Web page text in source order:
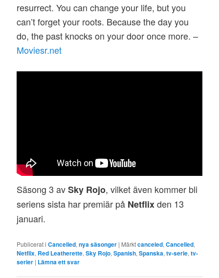
resurrect. You can change your life, but you
can’t forget your roots. Because the day you
do, the past knocks on your door once more. –
Moviesr.net
Säsong 3 avSky Rojo, vilket även kommer bli
seriens sista har premiär på Netflixden 13
januari.
Publicerat i Cancelled,nya säsonger | Märktcanceled,Cancelled,
Netflix, Red Leatherette,Sky Rojo,Spanish,Spanska,tv-serie,tv-
serier | Lämna ett svar